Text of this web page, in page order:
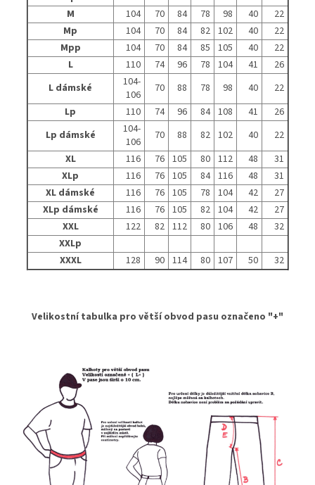
M
104 70 84 78 98 40
22
Mp
104 70 84 82 102 40
22
Mpp
104 70 84 85 105 40
22
L
110 74 96 78 104 41
26
L dámské
104-
106
70 88 78 98 40
22
Lp
110 74 96 84 108 41
26
Lp dámské
104-
106
70 88 82 102 40
22
XL
116 76 105 80 112 48
31
XLp
116 76 105 84 116 48
31
XL dámské
116 76 105 78 104 42
27
XLp dámské
116 76 105 82 104 42
27
XXL
122 82 112 80 106 48
32
XXLp
XXXL
128 90 114 80 107 50 32
Velikostní tabulka pro větší obvod pasu označeno "+"